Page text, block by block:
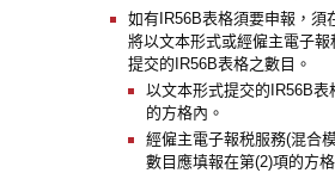
如有IR56B表格須要申報，須
將以文本形式或經僱主電子
提交的IR56B表格之數目。
以文本形式提交的IR56B
的方格內。
經僱主電子報税服務(混合
數目應填報在第(2)項的方